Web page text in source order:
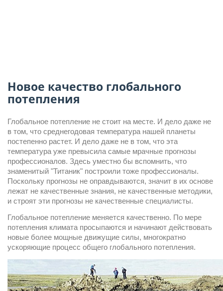
Новое качество глобального
потепления
Глобальное потепление не стоит на месте. И дело даже не
в том, что среднегодовая температура нашей планеты
постепенно растет. И дело даже не в том, что эта
температура уже превысила самые мрачные прогнозы
профессионалов. Здесь уместно бы вспомнить, что
знаменитый "Титаник" построили тоже профессионалы.
Поскольку прогнозы не оправдываются, значит в их основе
лежат не качественные знания, не качественные методики,
и строят эти прогнозы не качественные специалисты.
Глобальное потепление меняется качественно. По мере
потепления климата просыпаются и начинают действовать
новые более мощные движущие силы, многократно
ускоряющие процесс общего глобального потепления.